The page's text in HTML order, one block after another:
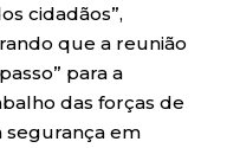
cidadãos”,
que a reunião
para a
das forças de
segurança em